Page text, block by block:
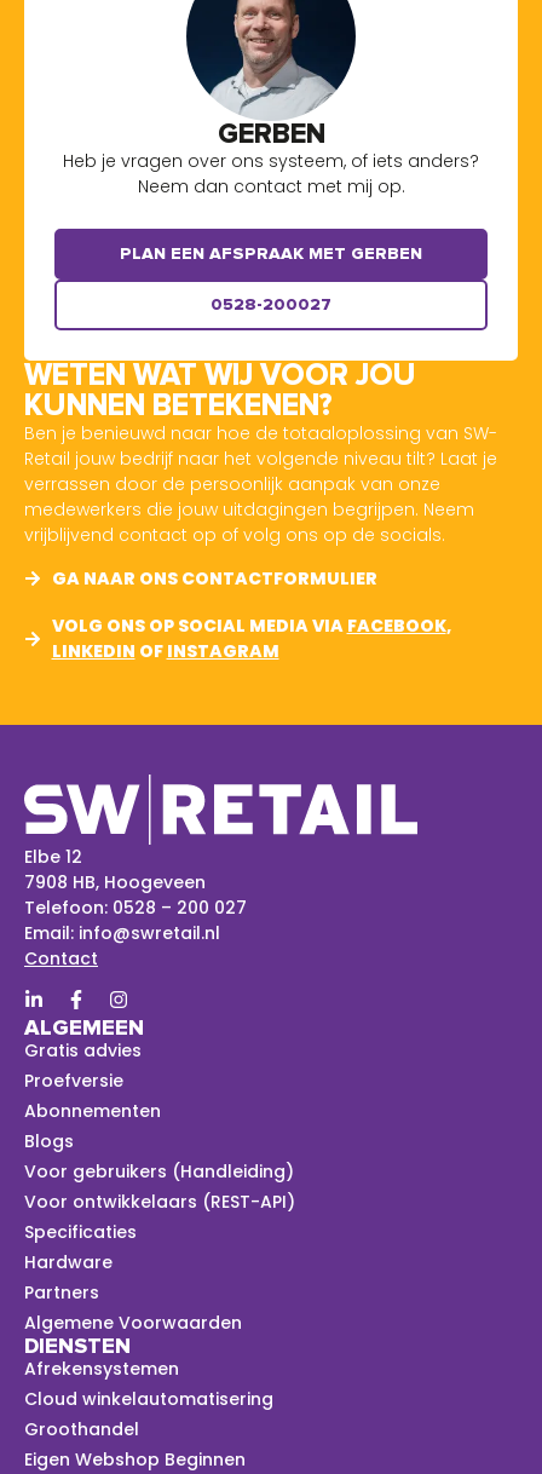
GERBEN
Heb je vragen over ons systeem, of iets anders?
Neem dan contact met mij op.
PLAN EEN AFSPRAAK MET GERBEN
0528-200027
WETEN WAT WIJ VOOR JOU
KUNNEN BETEKENEN?
Ben je benieuwd naar hoe de totaaloplossing van SW-
Retail jouw bedrijf naar het volgende niveau tilt? Laat je
verrassen door de persoonlijk aanpak van onze
medewerkers die jouw uitdagingen begrijpen. Neem
vrijblijvend contact op of volg ons op de socials.
GA NAAR ONS CONTACTFORMULIER
VOLG ONS OP SOCIAL MEDIA VIA FACEBOOK,
LINKEDIN OF INSTAGRAM
Elbe 12
7908 HB, Hoogeveen
Telefoon: 0528 – 200 027
Email: info@swretail.nl
Contact
DIENSTEN
Afrekensystemen
Cloud winkelautomatisering
Groothandel
Eigen Webshop Beginnen
ALGEMEEN
Gratis advies
Proefversie
Abonnementen
Blogs
Voor gebruikers (Handleiding)
Voor ontwikkelaars (REST-API)
Specificaties
Hardware
Partners
Algemene Voorwaarden